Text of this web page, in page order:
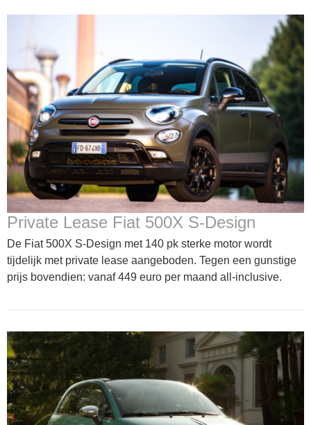
Private Lease Fiat 500X S-Design
De Fiat 500X S-Design met 140 pk sterke motor wordt
tijdelijk met private lease aangeboden. Tegen een gunstige
prijs bovendien: vanaf 449 euro per maand all-inclusive.